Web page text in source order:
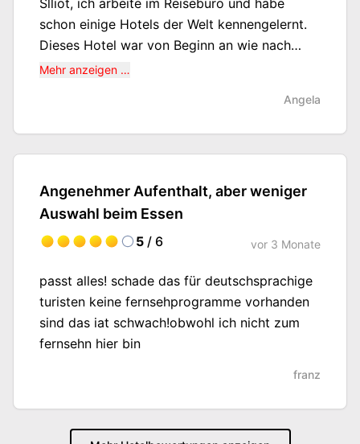
schon einige Hotels der Welt kennengelernt.
Dieses Hotel war von Beginn an wie nach
Hause kommen. Toller Service, sehr sauber,
ERHOLUNG in WOHLFÜHLATMOSPÄRE !!!
aktuellen Gastrobilder sind noch nicht
eiungestellt bei Holiday Check, alles neu und
richtig schön!!! Fahrt hin, geniesst die Zeit, es
Mehr anzeigen …
Angela
Angenehmer Aufenthalt, aber weniger
Auswahl beim Essen
5 / 6 vor 3 Monate
passt alles! schade das für deutschsprachige
turisten keine fernsehprogramme vorhanden
sind das iat schwach!obwohl ich nicht zum
fernsehn hier bin
franz